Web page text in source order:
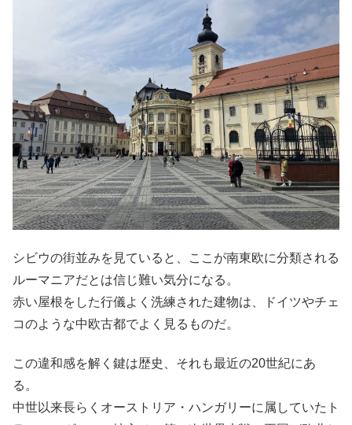
シビウの街並みを見ていると、ここが南東欧に分類される
ルーマニアだとは信じ難い気分になる。
赤い屋根をした行儀よく洗練された建物は、ドイツやチェ
コのような中欧古都でよく見るものだ。
この違和感を解く鍵は歴史、それも最近の20世紀にあ
る。
中世以来長らくオーストリア・ハンガリーに属していたト